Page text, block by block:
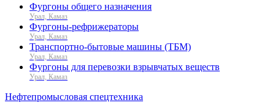
Фургоны общего назначения
Урал, Камаз
Фургоны-рефрижераторы
Урал, Камаз
Транспортно-бытовые машины (ТБМ)
Урал, Камаз
Фургоны для перевозки взрывчатых веществ
Урал, Камаз
Нефтепромысловая спецтехника